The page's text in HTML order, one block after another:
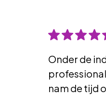
Onder de
nam de tijd